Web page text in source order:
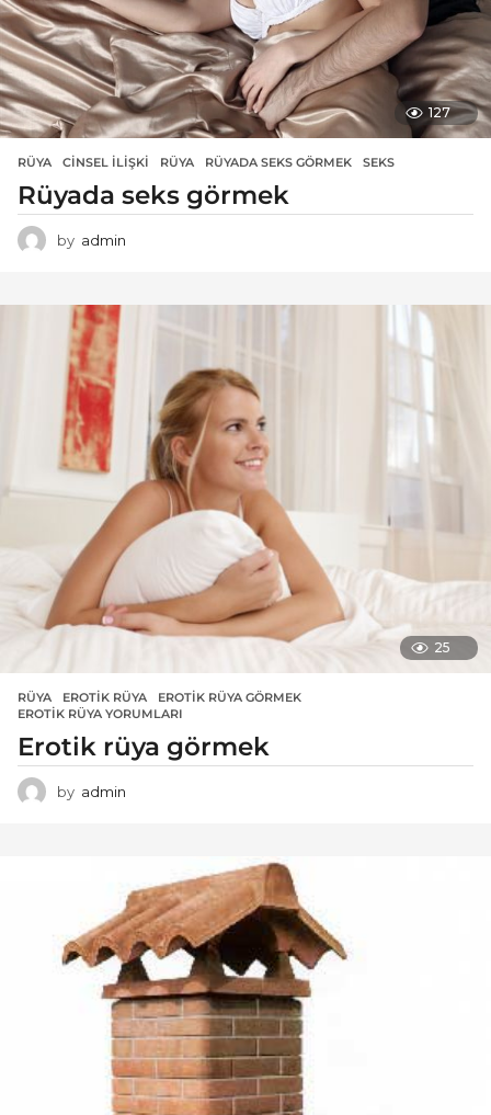
127
RÜYA CINSEL ILIŞKI ,RÜYA ,RÜYADA SEKS GÖRMEK ,SEKS
Rüyada seks görmek
by admin
25
RÜYA EROTIK RÜYA ,EROTIK RÜYA GÖRMEK
EROTIK RÜYA YORUMLARI
Erotik rüya görmek
by admin